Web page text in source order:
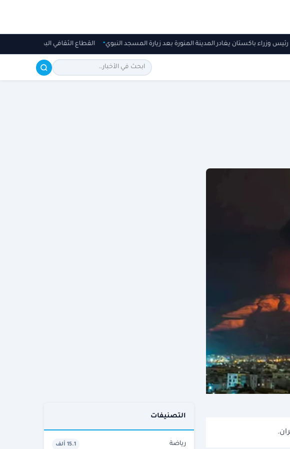
رئيس وزراء باكستان يغادر المدينة المنورة بعد زيارة المسجد النبوي القطاع الثقافي البحريني يعزز
التصنيفات
رياضة 15.1 ألف